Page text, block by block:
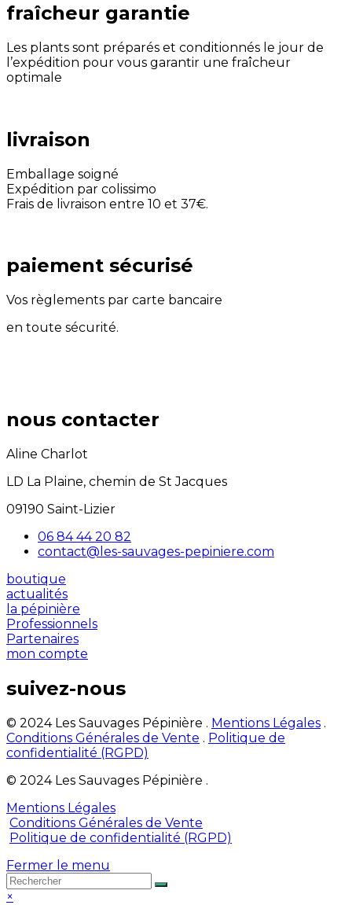
fraîcheur garantie
Les plants sont préparés et conditionnés le jour de
l’expédition pour vous garantir une fraîcheur
optimale
livraison
Emballage soigné
Expédition par colissimo
Frais de livraison entre 10 et 37€.
paiement sécurisé
Vos règlements par carte bancaire
en toute sécurité.
nous contacter
Aline Charlot
LD La Plaine, chemin de St Jacques
09190 Saint-Lizier
06 84 44 20 82
contact@les-sauvages-pepiniere.com
boutique
actualités
la pépinière
Professionnels
Partenaires
mon compte
suivez-nous
© 2024 Les Sauvages Pépinière . Mentions Légales .
Conditions Générales de Vente . Politique de
confidentialité (RGPD)
© 2024 Les Sauvages Pépinière .
Mentions Légales
Conditions Générales de Vente
Politique de confidentialité (RGPD)
Fermer le menu
×